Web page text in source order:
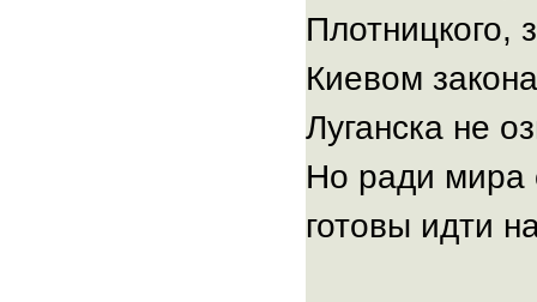
Плотницкого,
Киевом
Луганска не
Но ради мира
готовы идти